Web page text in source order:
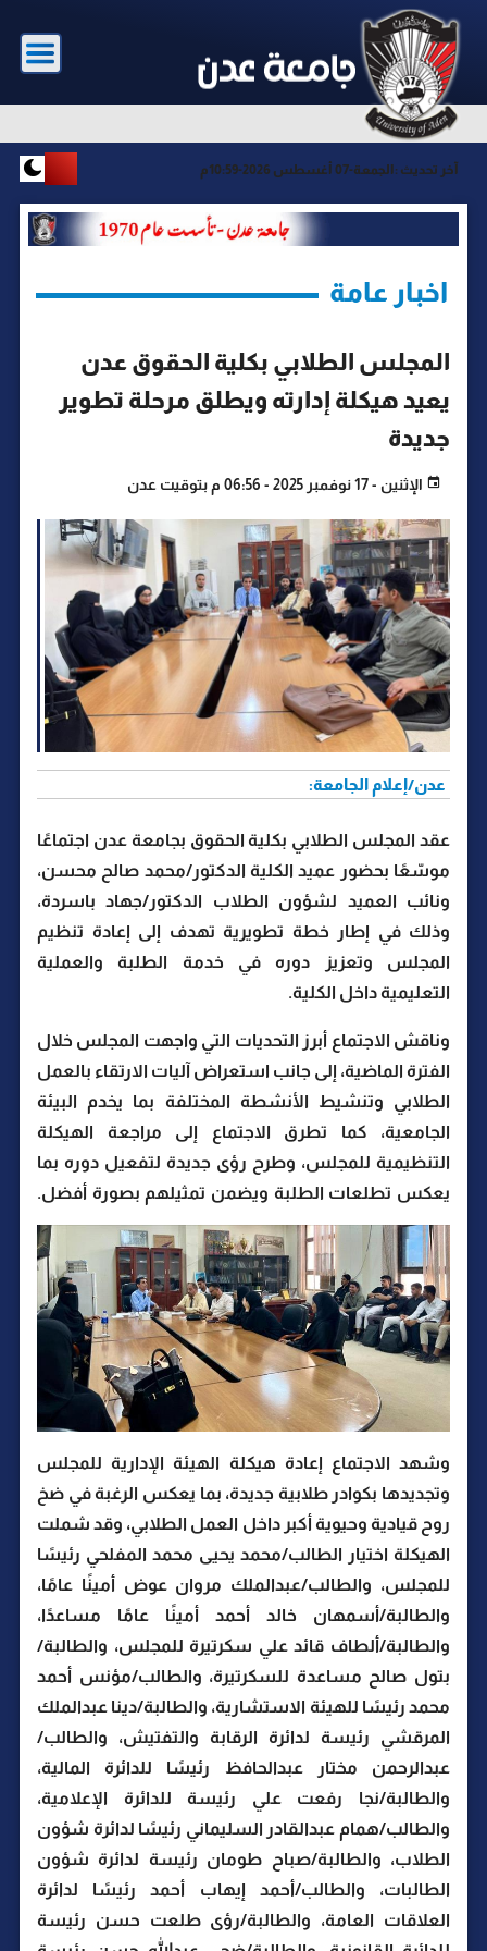
آخر تحديث : الجمعة-07 أغسطس 2026-10:59م
اخبار عامة
المجلس الطلابي بكلية الحقوق عدن
يعيد هيكلة إدارته ويطلق مرحلة تطوير
جديدة
الإثنين - 17 نوفمبر 2025 - 06:56 م بتوقيت عدن
عدن/إعلام الجامعة:
عقد المجلس الطلابي بكلية الحقوق بجامعة عدن اجتماعًا
موسّعًا بحضور عميد الكلية الدكتور/محمد صالح محسن،
ونائب العميد لشؤون الطلاب الدكتور/جهاد باسردة،
وذلك في إطار خطة تطويرية تهدف إلى إعادة تنظيم
المجلس وتعزيز دوره في خدمة الطلبة والعملية
التعليمية داخل الكلية.
وناقش الاجتماع أبرز التحديات التي واجهت المجلس خلال
الفترة الماضية، إلى جانب استعراض آليات الارتقاء بالعمل
الطلابي وتنشيط الأنشطة المختلفة بما يخدم البيئة
الجامعية، كما تطرق الاجتماع إلى مراجعة الهيكلة
التنظيمية للمجلس، وطرح رؤى جديدة لتفعيل دوره بما
يعكس تطلعات الطلبة ويضمن تمثيلهم بصورة أفضل.
وشهد الاجتماع إعادة هيكلة الهيئة الإدارية للمجلس
وتجديدها بكوادر طلابية جديدة، بما يعكس الرغبة في ضخ
روح قيادية وحيوية أكبر داخل العمل الطلابي، وقد شملت
الهيكلة اختيار الطالب/محمد يحيى محمد المفلحي رئيسًا
للمجلس، والطالب/عبدالملك مروان عوض أمينًا عامًا،
والطالبة/أسمهان خالد أحمد أمينًا عامًا مساعدًا،
والطالبة/ألطاف قائد علي سكرتيرة للمجلس، والطالبة/
بتول صالح مساعدة للسكرتيرة، والطالب/مؤنس أحمد
محمد رئيسًا للهيئة الاستشارية، والطالبة/دينا عبدالملك
المرقشي رئيسة لدائرة الرقابة والتفتيش، والطالب/
عبدالرحمن مختار عبدالحافظ رئيسًا للدائرة المالية،
والطالبة/نجا رفعت علي رئيسة للدائرة الإعلامية،
والطالب/همام عبدالقادر السليماني رئيسًا لدائرة شؤون
الطلاب، والطالبة/صباح طومان رئيسة لدائرة شؤون
الطالبات، والطالب/أحمد إيهاب أحمد رئيسًا لدائرة
العلاقات العامة، والطالبة/رؤى طلعت حسن رئيسة